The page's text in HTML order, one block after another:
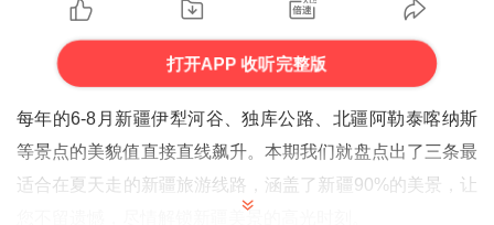
打开APP 收听完整版
每年的6-8月新疆伊犁河谷、独库公路、北疆阿勒泰喀纳斯
等景点的美貌值直接直线飙升。本期我们就盘点出了三条最
适合在夏天走的新疆旅游线路，涵盖了新疆90%的美景，让